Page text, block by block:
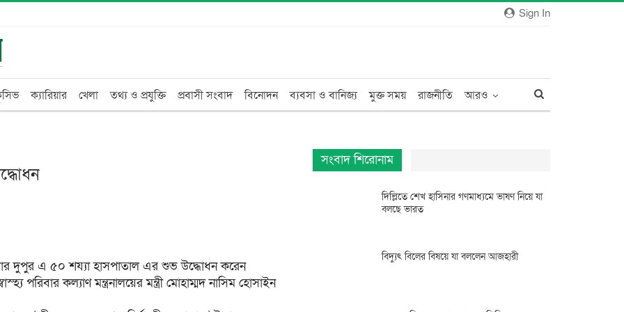
Sign In
ক্যারিয়ার খেলা তথ্য ও প্রযুক্তি প্রবাসী সংবাদ বিনোদন ব্যবসা ও বানিজ্য মুক্ত সময় রাজনীতি আরও
দুপুর এ ৫০ শয্যা হাসপাতাল এর শুভ উদ্ধোধন করেন
পরিবার কল্যাণ মন্ত্রনালয়ের মন্ত্রী মোহাম্মদ নাসিম হোসাইন
সংবাদ শিরোনাম
দিল্লিতে শেখ হাসিনার গণমাধ্যমে ভাষণ নিয়ে যা
বলছে ভারত
বিদ্যুৎ বিলের বিষয়ে যা বললেন আজহারী